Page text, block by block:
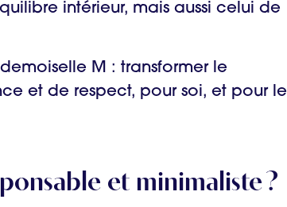
intérieur, mais aussi celui de
M : transformer le
et de respect, pour soi, et pour le
et minimaliste ?